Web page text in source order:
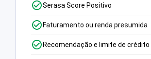
Serasa Score Positivo
Faturamento ou renda presumida
Recomendação e limite de crédito